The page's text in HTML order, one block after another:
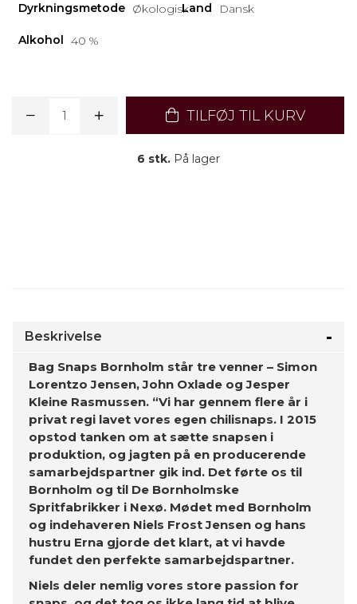
Dyrkningsmetode ØkologiskLand Dansk
Alkohol 40 %
TILFØJ TIL KURV
6 stk. På lager
Beskrivelse
Bag Snaps Bornholm står tre venner – Simon
Lorentzo Jensen, John Oxlade og Jesper
Kleine Rasmussen. “Vi har gennem flere år i
privat regi lavet vores egen chilisnaps. I 2015
opstod tanken om at sætte snapsen i
produktion, og jagten på en producerende
samarbejdspartner gik ind. Det førte os til
Bornholm og til De Bornholmske
Spritfabrikker i Nexø. Mødet med Bornholm
og indehaveren Niels Frost Jensen og hans
hustru Erna gjorde det klart, at vi havde
fundet den perfekte samarbejdspartner.
Niels deler nemlig vores store passion for